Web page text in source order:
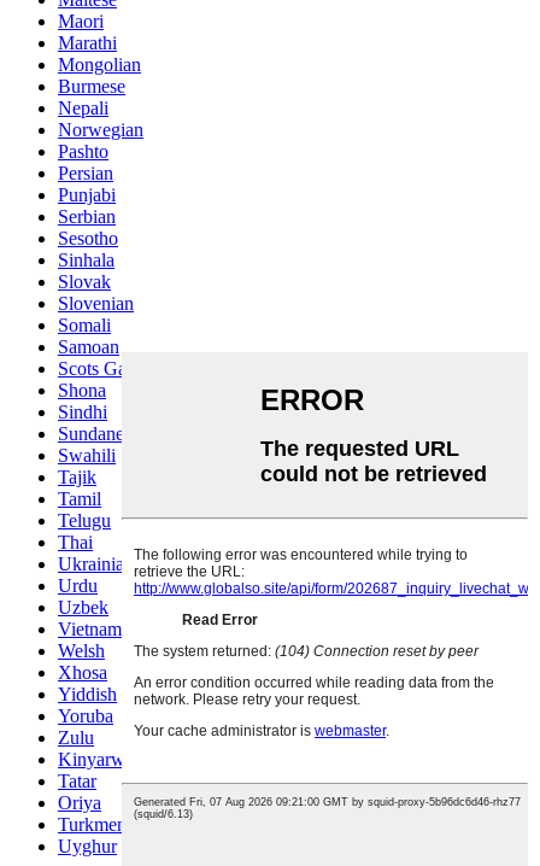
Maori
Marathi
Mongolian
Burmese
Nepali
Norwegian
Pashto
Persian
Punjabi
Serbian
Sesotho
Sinhala
Slovak
Slovenian
Somali
Samoan
Scots Gaelic
Shona
Sindhi
Sundanese
Swahili
Tajik
Tamil
Telugu
Thai
Ukrainian
Urdu
Uzbek
Vietnamese
Welsh
Xhosa
Yiddish
Yoruba
Zulu
Kinyarwanda
Tatar
Oriya
Turkmen
Uyghur